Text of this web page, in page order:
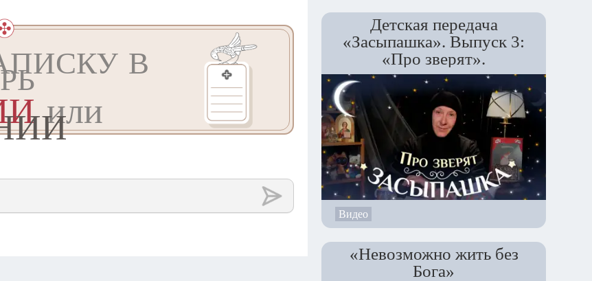
В
или
Детская передача
«Засыпашка». Выпуск 3:
«Про зверят».
Видео
«Невозможно жить без
Бога»